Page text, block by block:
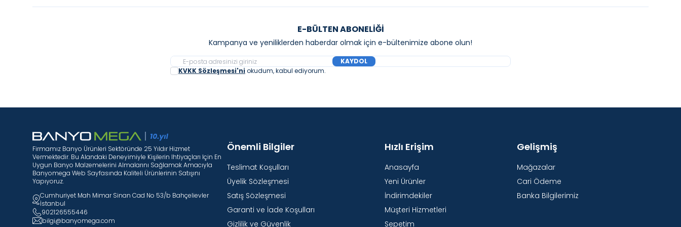
E-BÜLTEN ABONELIĞI
Kampanya ve yeniliklerden haberdar olmak için e-bültenimize abone olun!
KAYDOL
KVKK Sözleşmesi'ni okudum, kabul ediyorum.
Firmamız Banyo Ürünleri Sektöründe 25 Yıldır Hizmet
Vermektedir. Bu Alandaki Deneyimiyle Kişilerin Ihtiyaçları Için En
Uygun Banyo Malzemelerini Almalarını Sağlamak Amacıyla
Banyomega Web Sayfasında Kaliteli Ürünlerinin Satışını
Yapıyoruz.
Cumhuriyet Mah Mimar Sinan Cad No 53/b Bahçelievler
İstanbul
902126555446
bilgi@banyomega.com
Önemli Bilgiler
Teslimat Koşulları
Üyelik Sözleşmesi
Satış Sözleşmesi
Garanti ve İade Koşulları
Gizlilik ve Güvenlik
Hızlı Erişim
Anasayfa
Yeni Ürünler
İndirimdekiler
Müşteri Hizmetleri
Sepetim
Gelişmiş
Mağazalar
Cari Ödeme
Banka Bilgilerimiz